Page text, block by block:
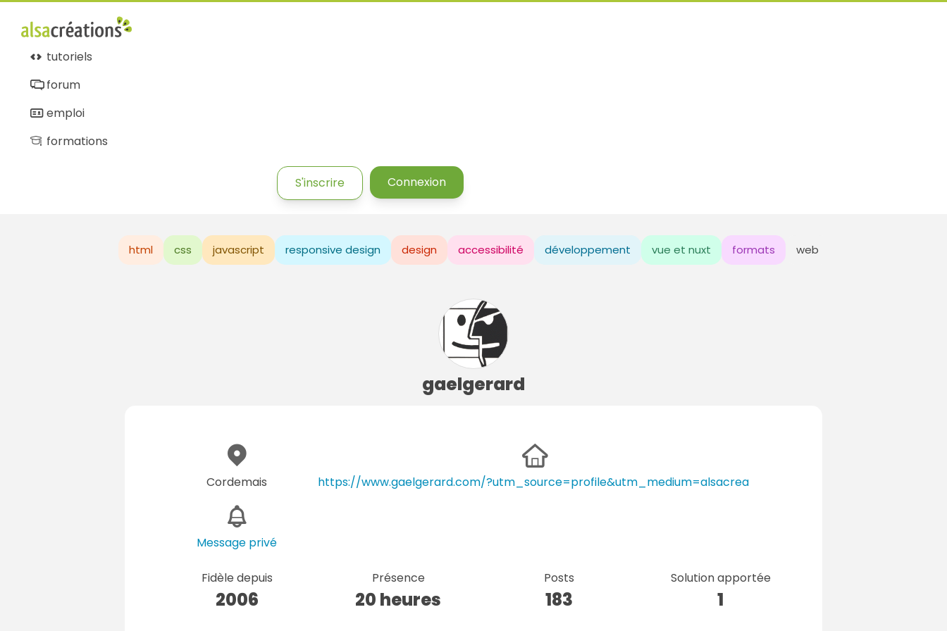
tutoriels
forum
emploi
formations
S'inscrire Connexion
html css javascript responsive design design accessibilité développement vue et nuxt formats web
gaelgerard
Cordemais https://www.gaelgerard.com/?utm_source=profile&utm_medium=alsacrea
Message privé
Fidèle depuis
2006
Présence
20 heures
Posts
183
Solution apportée
1